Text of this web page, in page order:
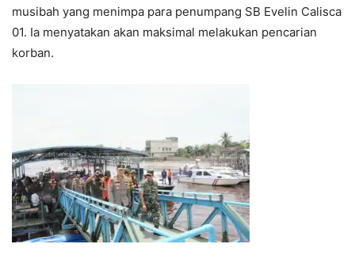
musibah yang menimpa para penumpang SB Evelin Calisca
01. Ia menyatakan akan maksimal melakukan pencarian
korban.